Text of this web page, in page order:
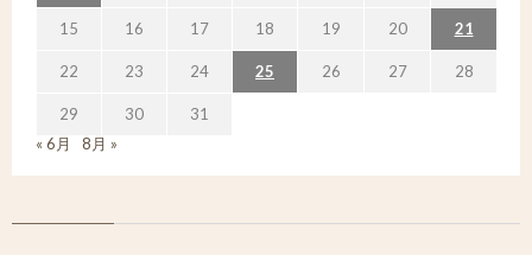
15 16 17 18 19 20 21
22 23 24 25 26 27 28
29 30
31
« 6月
8月 »